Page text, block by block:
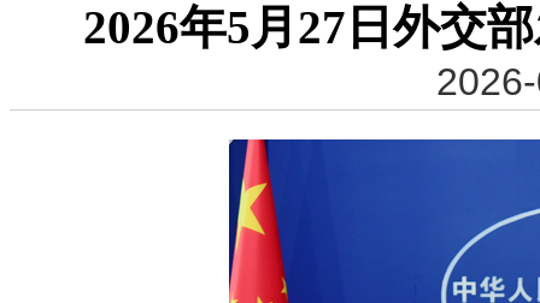
2026年5月27日外交